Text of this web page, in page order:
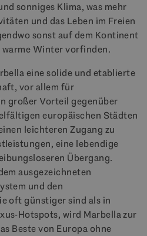
sonniges Klima, was mehr
und das Leben im Freien
sonst auf dem Kontinent
Winter vorfinden.
eine solide und etablierte
vor allem für
großer Vorteil gegenüber
europäischen Städten
leichteren Zugang zu
eine lebendige
Übergang.
ausgezeichneten
und den
oft günstiger sind als in
Hotspots, wird Marbella zur
Beste von Europa ohne